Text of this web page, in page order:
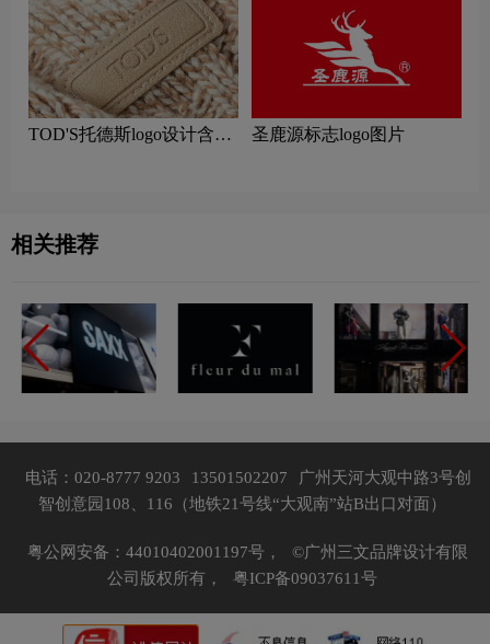
TOD'S托德斯logo设计含义
圣鹿源标志logo图片
相关推荐
电话：020-8777 9203 13501502207
广州天河大观中路3号创
智创意园108、116（地铁21号线“大观南”站B出口对面）
粤公网安备：44010402001197号，
©广州三文品牌设计有限
公司版权所有，
粤ICP备09037611号